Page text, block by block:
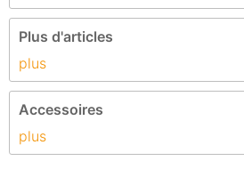
Plus d'articles
plus
Accessoires
plus